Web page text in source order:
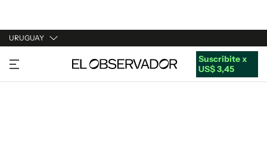
URUGUAY
URUGUAY
ARGENTINA
Suscribite x
US$ 3,45